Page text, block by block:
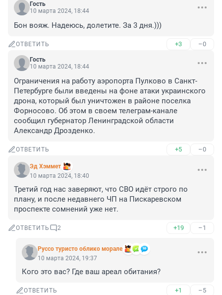
Гость
10 марта 2024, 18:44
Бон вояж. Надеюсь, долетите. За 3 дня.)))
ОТВЕТИТЬ +3 –0
Гость
10 марта 2024, 18:44
Ограничения на работу аэропорта Пулково в Санкт-
Петербурге были введены на фоне атаки украинского
дрона, который был уничтожен в районе поселка
Форносово. Об этом в своем телеграм-канале
сообщил губернатор Ленинградской области
Александр Дрозденко.
ОТВЕТИТЬ +5 –0
Эд Хэммет
10 марта 2024, 18:40
Третий год нас заверяют, что СВО идёт строго по
плану, и после недавнего ЧП на Пискаревском
проспекте сомнений уже нет.
ОТВЕТИТЬ 2 +19 –1
Руссо туристо облико морале
10 марта 2024, 19:37
Кого это вас? Где ваш ареал обитания?
ОТВЕТИТЬ +1 –5